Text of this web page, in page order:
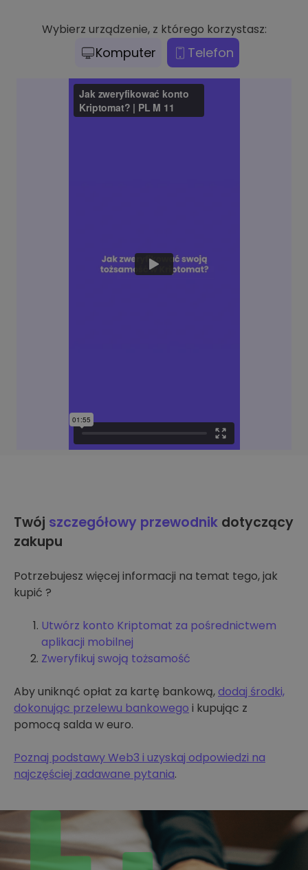
Wybierz urządzenie, z którego korzystasz:
Komputer Telefon
Twój szczegółowy przewodnik dotyczący
zakupu
Potrzebujesz więcej informacji na temat tego, jak
kupić ?
Utwórz konto Kriptomat za pośrednictwem
aplikacji mobilnej
Zweryfikuj swoją tożsamość
Aby uniknąć opłat za kartę bankową,dodaj środki,
dokonując przelewu bankowego i kupując z
pomocą salda w euro.
Poznaj podstawy Web3 i uzyskaj odpowiedzi na
najczęściej zadawane pytania.